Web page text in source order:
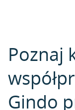
Poznaj
Gindo